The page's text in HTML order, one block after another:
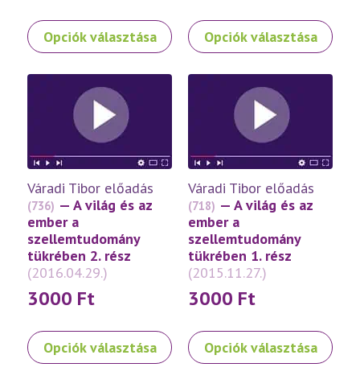
Opciók választása
Ennek
a
variációja
változatok
termékoldalon
választhatók
ki
Opciók választása
Ennek
a
variációja
változatok
termékoldalon
választhatók
ki
Váradi Tibor előadás
(736) — A világ és az
ember a
szellemtudomány
tükrében 2. rész
(2016.04.29.)
3000 Ft
Opciók választása
Ennek
a
Váradi Tibor előadás
(718) — A világ és az
ember a
szellemtudomány
tükrében 1. rész
(2015.11.27.)
3000 Ft
Opciók választása
Ennek
a